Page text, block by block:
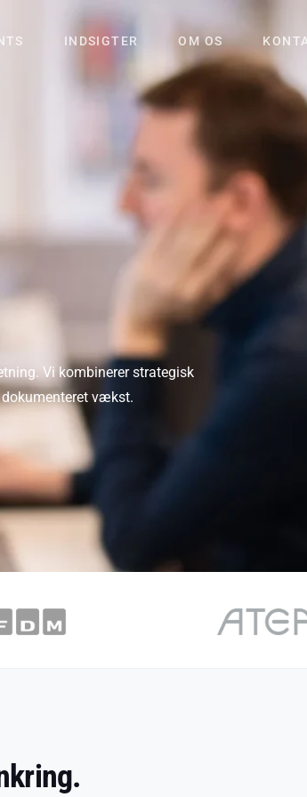
INDSIGTER OM OS
Vi kombinerer strategisk
vækst.